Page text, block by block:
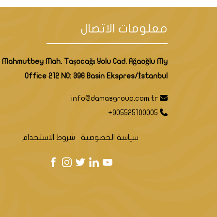
معلومات الاتصال
Mahmutbey Mah. Taşocağı Yolu Cad. Ağaoğlu My
Office 212 NO: 396 Basin Ekspres/İstanbul
info@damasgroup.com.tr
+905525100005
سياسة الخصوصية شروط الاستخدام